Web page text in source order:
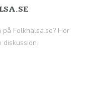
Folkhälsa.se? Hör
diskussion.